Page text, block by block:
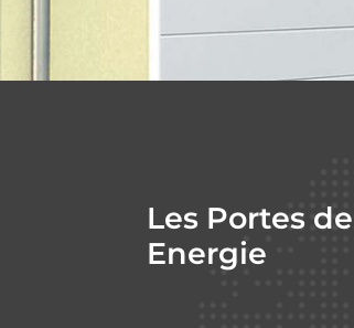
Les Portes
Energie